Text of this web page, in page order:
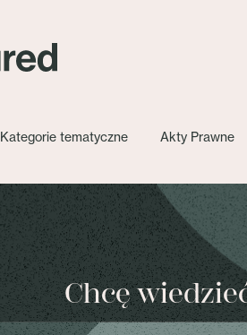
Kategorie tematyczne Akty Prawne
Chcę